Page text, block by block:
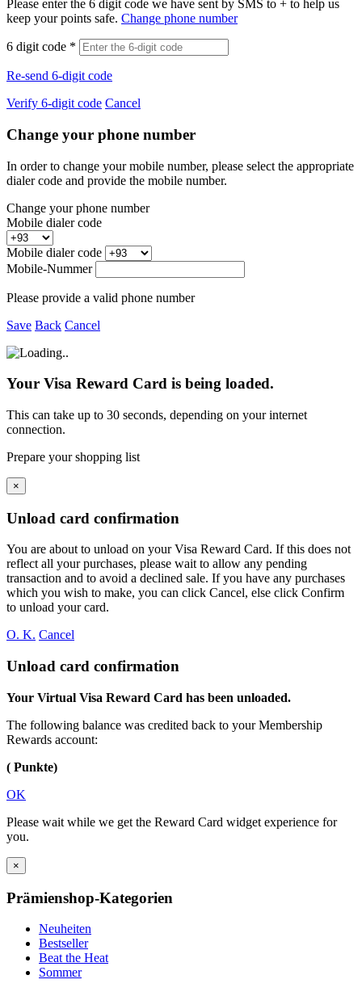
Please enter the 6 digit code we have sent by SMS to + to help us
keep your points safe. Change phone number
6 digit code *
Re-send 6-digit code
Verify 6-digit code Cancel
Change your phone number
In order to change your mobile number, please select the appropriate
dialer code and provide the mobile number.
Change your phone number
Mobile dialer code
Mobile dialer code
Mobile-Nummer
Please provide a valid phone number
Save Back Cancel
Your Visa Reward Card is being loaded.
This can take up to 30 seconds, depending on your internet
connection.
Prepare your shopping list
×
Unload card confirmation
You are about to unload on yourVisa Reward Card. If this does not
reflect all your purchases, please wait to allow any pending
transaction and to avoid a declined sale. If you have any purchases
which you wish to make, you can click Cancel, else click Confirm
to unload your card.
O. K. Cancel
Unload card confirmation
Your Virtual Visa Reward Card has been unloaded.
The following balance was credited back to your Membership
Rewards account:
( Punkte)
OK
Please wait while we get the Reward Card widget experience for
you.
×
Prämienshop-Kategorien
Neuheiten
Bestseller
Beat the Heat
Sommer